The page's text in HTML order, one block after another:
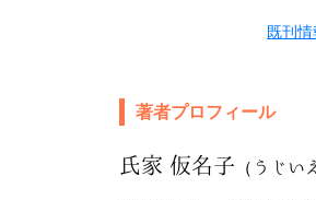
既刊
著者プロフィール
氏家 仮名子 （うじい